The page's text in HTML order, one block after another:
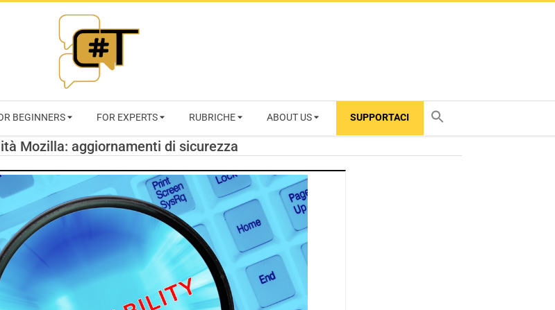
RIVISTA
CYBERSECURITY
TRENDS
BEGINNERS FOR EXPERTS RUBRICHE ABOUT US SUPPORTACI
Mozilla: aggiornamenti di sicurezza